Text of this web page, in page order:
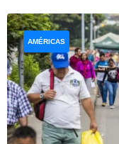
AMÉRICAS